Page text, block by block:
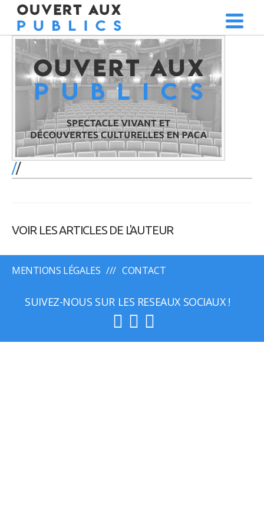
/
VOIR LES ARTICLES DE L'AUTEUR
MENTIONS LÉGALES CONTACT
SUIVEZ-NOUS SUR LES RESEAUX SOCIAUX !